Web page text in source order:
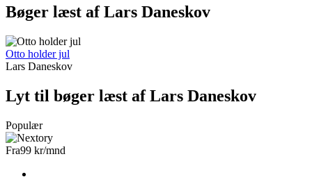
Bøger læst af Lars Daneskov
Otto holder jul
Lars Daneskov
Lyt til bøger læst af Lars Daneskov
Populær
Fra99 kr/mnd